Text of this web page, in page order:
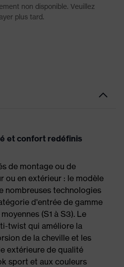
et confort redéfinis
de montage ou de
ou en extérieur : le modèle
nombreuses technologies
d'entrée de gamme
(S1 à S3). Le
twist qui améliore la
de la cheville et les
extérieure de qualité
sport et aux couleurs